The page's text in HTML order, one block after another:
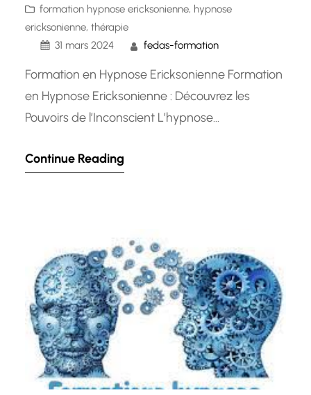
formation hypnose ericksonienne, hypnose
ericksonienne, thérapie
31 mars 2024
fedas-formation
Formation en Hypnose Ericksonienne Formation
en Hypnose Ericksonienne : Découvrez les
Pouvoirs de l’Inconscient L’hypnose
puissante qui repose sur les principes
souple et non directive, qui s’adapte aux besoins
et à…
Continue Reading